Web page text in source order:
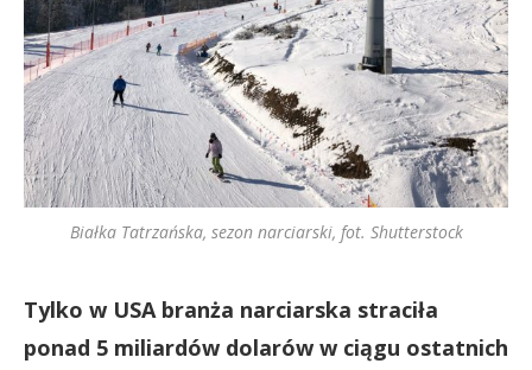
Białka Tatrzańska, sezon narciarski, fot. Shutterstock
Tylko w USA branża narciarska straciła
ponad 5 miliardów dolarów w ciągu ostatnich